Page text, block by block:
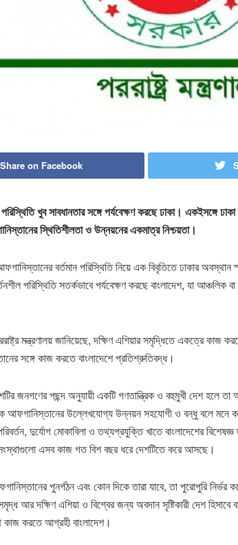
Share on Facebook
খুব সাবধানতার সঙ্গে পর্যবেক্ষণ করছে ঢাকা। একইসঙ্গে
স্থিতিশীলতা ও উন্নয়নের একমাত্র নিশ্চয়তা।
বর্তমান পরিস্থিতি নিয়ে এক বিবৃতিতে ঢাকার অবস্থান
পরিস্থিতি সতর্কভাবে পর্যবেক্ষণ করছে বাংলাদেশ, যা আঞ্চলিক
মন্ত্রণালয় জানিয়েছে, দক্ষিণ এশিয়ার সমৃদ্ধিতে একত্রে কাজ
সঙ্গে কাজ করতে বাংলাদেশে প্রতিশ্রুতিবদ্ধ।
জনগণের পছন্দ অনুযায়ী একটি গণতান্ত্রিক ও বহুমুখী দেশ হলে
আফগানিস্তানের উল্লেখযোগ্য উন্নয়ন সহযোগী ও বন্ধু বলে মনে
দুর্যোগ মোকাবিলা ও তথ্যপ্রযুক্তি খাতে বাংলাদেশের
সংস্থাগুলো এসব কাজ গত বিশ বছর ধরে দেশটিতে করে আসছে।
পুনর্গঠন এবং কোন দিকে তারা যাবে, তা পুরোপুরি
আর দক্ষিণ এশিয়া ও বিশ্বের জন্য অবদান সৃষ্টিকারী দেশ
করতে আগ্রহী বাংলাদেশ।